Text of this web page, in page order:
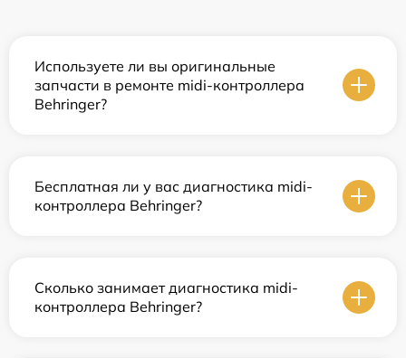
Используете ли вы оригинальные
запчасти в ремонте midi-контроллера
Behringer?
Бесплатная ли у вас диагностика midi-
контроллера Behringer?
Сколько занимает диагностика midi-
контроллера Behringer?